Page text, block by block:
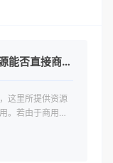
免费下载或者VIP会员专享资源能否直接商用？
这里所提供资源
。若由于商用引